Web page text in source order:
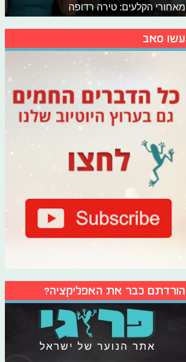
מאחורי הקלעים: טירה רדופה
עשו סאב
הורדתם כבר את האפליקציה?